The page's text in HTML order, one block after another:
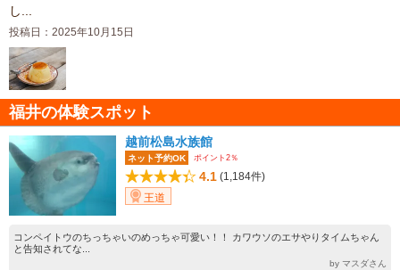
し...
投稿日：2025年10月15日
福井の体験スポット
越前松島水族館
ネット予約OK ポイント2％
4.1 (1,184件)
王道
コンペイトウのちっちゃいのめっちゃ可愛い！！ カワウソのエサやりタイムちゃん
と告知されてな...
by マスダさん